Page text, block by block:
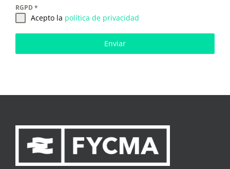
RGPD *
Acepto la política de privacidad
Enviar